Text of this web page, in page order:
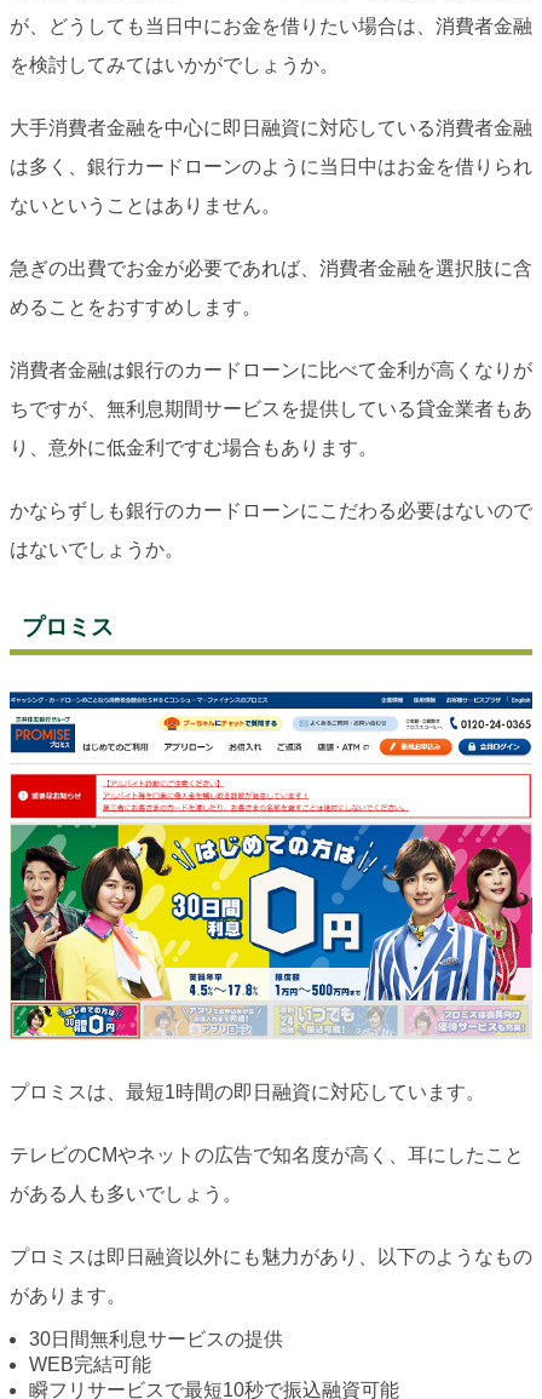
が、どうしても当日中にお金を借りたい場合は、消費者金融
を検討してみてはいかがでしょうか。
大手消費者金融を中心に即日融資に対応している消費者金融
は多く、銀行カードローンのように当日中はお金を借りられ
ないということはありません。
急ぎの出費でお金が必要であれば、消費者金融を選択肢に含
めることをおすすめします。
消費者金融は銀行のカードローンに比べて金利が高くなりが
ちですが、無利息期間サービスを提供している貸金業者もあ
り、意外に低金利ですむ場合もあります。
かならずしも銀行のカードローンにこだわる必要はないので
はないでしょうか。
プロミス
プロミスは、最短1時間の即日融資に対応しています。
テレビのCMやネットの広告で知名度が高く、耳にしたこと
がある人も多いでしょう。
プロミスは即日融資以外にも魅力があり、以下のようなもの
があります。
30日間無利息サービスの提供
WEB完結可能
瞬フリサービスで最短10秒で振込融資可能